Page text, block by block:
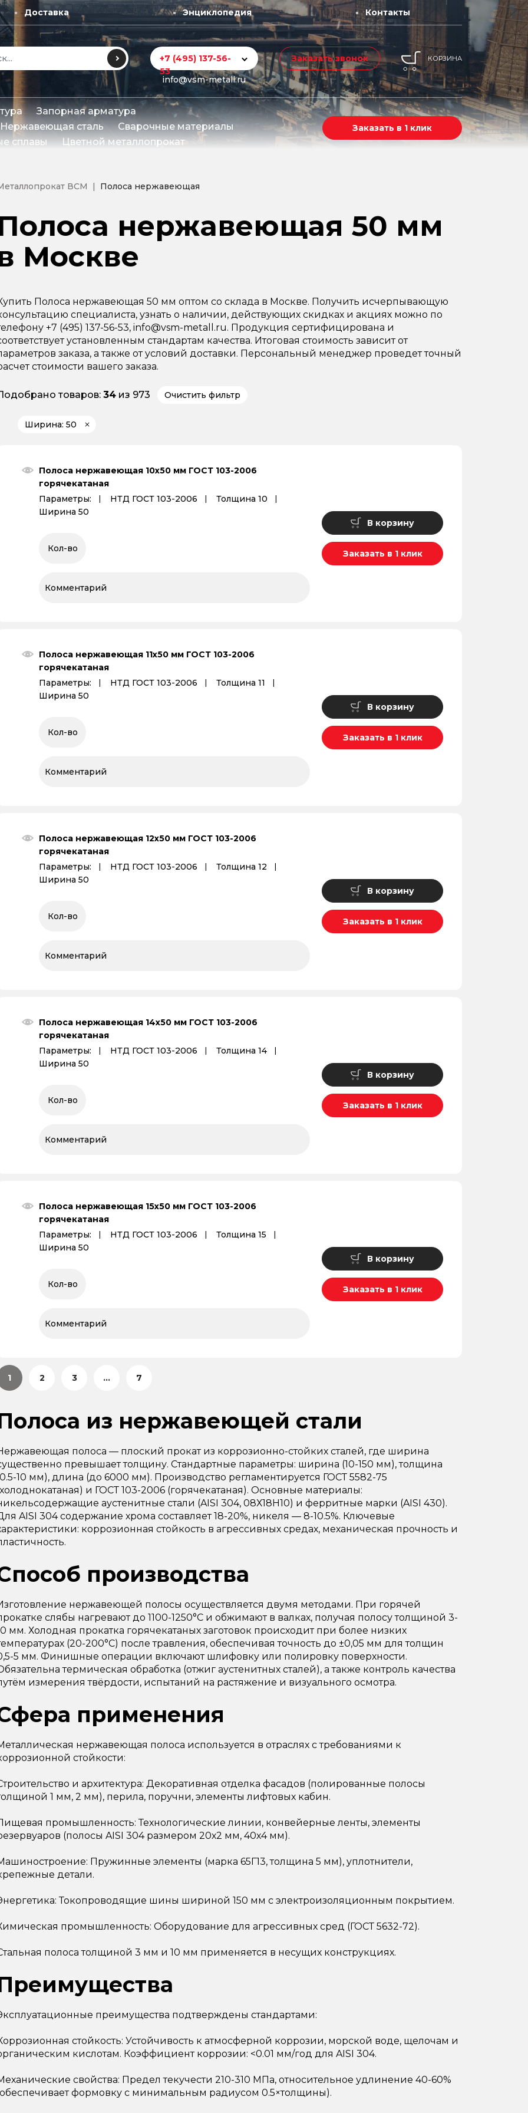
Доставка Энциклопедия Контакты
+7 (495) 137-56-
53
info@vsm-metall.ru
Заказать звонок КОРЗИНА
Запорная арматура
Нержавеющая сталь
Сварочные материалы
сплавы Цветной металлопрокат
Заказать в 1 клик
ВСМ Полоса нержавеющая
нержавеющая 50 мм
Москве
Полоса нержавеющая 50 мм оптом со склада в Москве. Получить исчерпывающую
специалиста, узнать о наличии, действующих скидках и акциях можно по
+7 (495) 137-56-53, info@vsm-metall.ru. Продукция сертифицирована и
установленным стандартам качества. Итоговая стоимость зависит от
заказа, а также от условий доставки. Персональный менеджер проведет точный
стоимости вашего заказа.
товаров: 34 из 973 Очистить фильтр
Ширина: 50
Полоса нержавеющая 10х50 мм ГОСТ 103-2006
горячекатаная
Параметры:
НТД ГОСТ 103-2006
Толщина 10
Ширина 50
В корзину
Заказать в 1 клик
Полоса нержавеющая 11х50 мм ГОСТ 103-2006
горячекатаная
Параметры:
НТД ГОСТ 103-2006
Толщина 11
Ширина 50
В корзину
Заказать в 1 клик
Полоса нержавеющая 12х50 мм ГОСТ 103-2006
горячекатаная
Параметры:
НТД ГОСТ 103-2006
Толщина 12
Ширина 50
В корзину
Заказать в 1 клик
Полоса нержавеющая 14х50 мм ГОСТ 103-2006
горячекатаная
Параметры:
НТД ГОСТ 103-2006
Толщина 14
Ширина 50
В корзину
Заказать в 1 клик
Полоса нержавеющая 15х50 мм ГОСТ 103-2006
горячекатаная
Параметры:
НТД ГОСТ 103-2006
Толщина 15
Ширина 50
В корзину
Заказать в 1 клик
1 2 3 ... 7
из нержавеющей стали
полоса — плоский прокат из коррозионно-стойких сталей, где ширина
превышает толщину. Стандартные параметры: ширина (10-150 мм), толщина
10 мм), длина (до 6000 мм). Производство регламентируется ГОСТ 5582-75
и ГОСТ 103-2006 (горячекатаная). Основные материалы:
аустенитные стали (AISI 304, 08Х18Н10) и ферритные марки (AISI 430).
AISI 304 содержание хрома составляет 18-20%, никеля — 8-10.5%. Ключевые
коррозионная стойкость в агрессивных средах, механическая прочность и
производства
нержавеющей полосы осуществляется двумя методами. При горячей
слябы нагревают до 1100-1250°C и обжимают в валках, получая полосу толщиной 3-
мм. Холодная прокатка горячекатаных заготовок происходит при более низких
(20-200°C) после травления, обеспечивая точность до ±0,05 мм для толщин
5 мм. Финишные операции включают шлифовку или полировку поверхности.
термическая обработка (отжиг аустенитных сталей), а также контроль качества
измерения твёрдости, испытаний на растяжение и визуального осмотра.
применения
нержавеющая полоса используется в отраслях с требованиями к
стойкости:
и архитектура: Декоративная отделка фасадов (полированные полосы
1 мм, 2 мм), перила, поручни, элементы лифтовых кабин.
промышленность: Технологические линии, конвейерные ленты, элементы
(полосы AISI 304 размером 20х2 мм, 40х4 мм).
Пружинные элементы (марка 65Г13, толщина 5 мм), уплотнители,
детали.
Токопроводящие шины шириной 150 мм с электроизоляционным покрытием.
промышленность: Оборудование для агрессивных сред (ГОСТ 5632-72).
полоса толщиной 3 мм и 10 мм применяется в несущих конструкциях.
преимущества подтверждены стандартами:
стойкость: Устойчивость к атмосферной коррозии, морской воде, щелочам и
кислотам. Коэффициент коррозии: <0.01 мм/год для AISI 304.
свойства: Предел текучести 210-310 МПа, относительное удлинение 40-60%
формовку с минимальным радиусом 0.5×толщины).